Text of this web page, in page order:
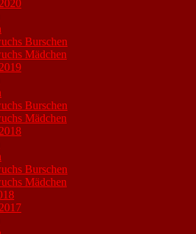
Burschen
Mädchen
Burschen
Mädchen
Burschen
Mädchen